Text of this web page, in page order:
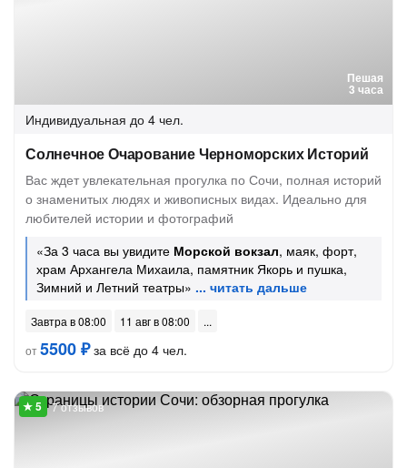
Пешая
3 часа
Индивидуальная до 4 чел.
Солнечное Очарование Черноморских Историй
Вас ждет увлекательная прогулка по Сочи, полная историй
о знаменитых людях и живописных видах. Идеально для
любителей истории и фотографий
«За 3 часа вы увидите Морской вокзал, маяк, форт,
храм Архангела Михаила, памятник Якорь и пушка,
Зимний и Летний театры»
Завтра в 08:00
11 авг в 08:00
от5500 ₽за всё до 4 чел.
7 отзывов